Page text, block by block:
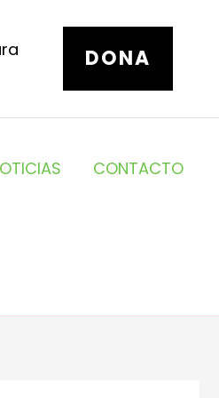
DONA
CONTACTO